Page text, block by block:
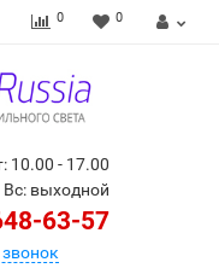
0 0
10.00 - 17.00
Вс: выходной
63-57